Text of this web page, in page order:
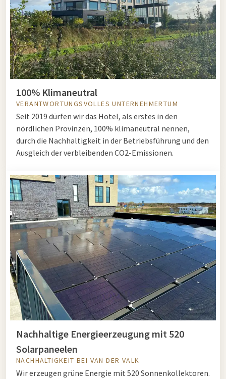
100% Klimaneutral
VERANTWORTUNGSVOLLES UNTERNEHMERTUM
Seit 2019 dürfen wir das Hotel, als erstes in den
nördlichen Provinzen, 100% klimaneutral nennen,
durch die Nachhaltigkeit in der Betriebsführung und den
Ausgleich der verbleibenden CO2-Emissionen.
Nachhaltige Energieerzeugung mit 520
Solarpaneelen
NACHHALTIGKEIT BEI VAN DER VALK
Wir erzeugen grüne Energie mit 520 Sonnenkollektoren.